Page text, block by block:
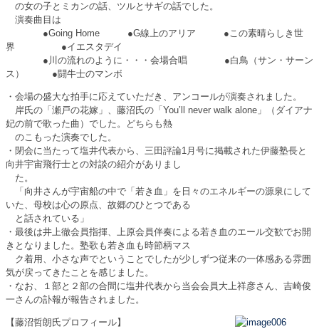
の女の子とミカンの話、ツルとサギの話でした。
演奏曲目は
●Going Home ●G線上のアリア ●この素晴らしき世
界 ●イエスタデイ
●川の流れのように・・・会場合唱 ●白鳥（サン・サーン
ス） ●闘牛士のマンボ
・会場の盛大な拍手に応えていただき、アンコールが演奏されました。
岸氏の「瀬戸の花嫁」、藤沼氏の「You’ll never walk alone」（ダイアナ
妃の前で歌った曲）でした。どちらも熱
のこもった演奏でした。
・閉会に当たって塩井代表から、三田評論1月号に掲載された伊藤塾長と
向井宇宙飛行士との対談の紹介がありまし
た。
「向井さんが宇宙船の中で「若き血」を日々のエネルギーの源泉にして
いた、母校は心の原点、故郷のひとつである
と話されている」
・最後は井上徹会員指揮、上原会員伴奏による若き血のエール交歓でお開
きとなりました。塾歌も若き血も時節柄マス
ク着用、小さな声でということでしたが少しずつ従来の一体感ある雰囲
気が戻ってきたことを感じました。
・なお、１部と２部の合間に塩井代表から当会会員大上祥彦さん、吉崎俊
一さんの訃報が報告されました。
【藤沼哲朗氏プロフィール】